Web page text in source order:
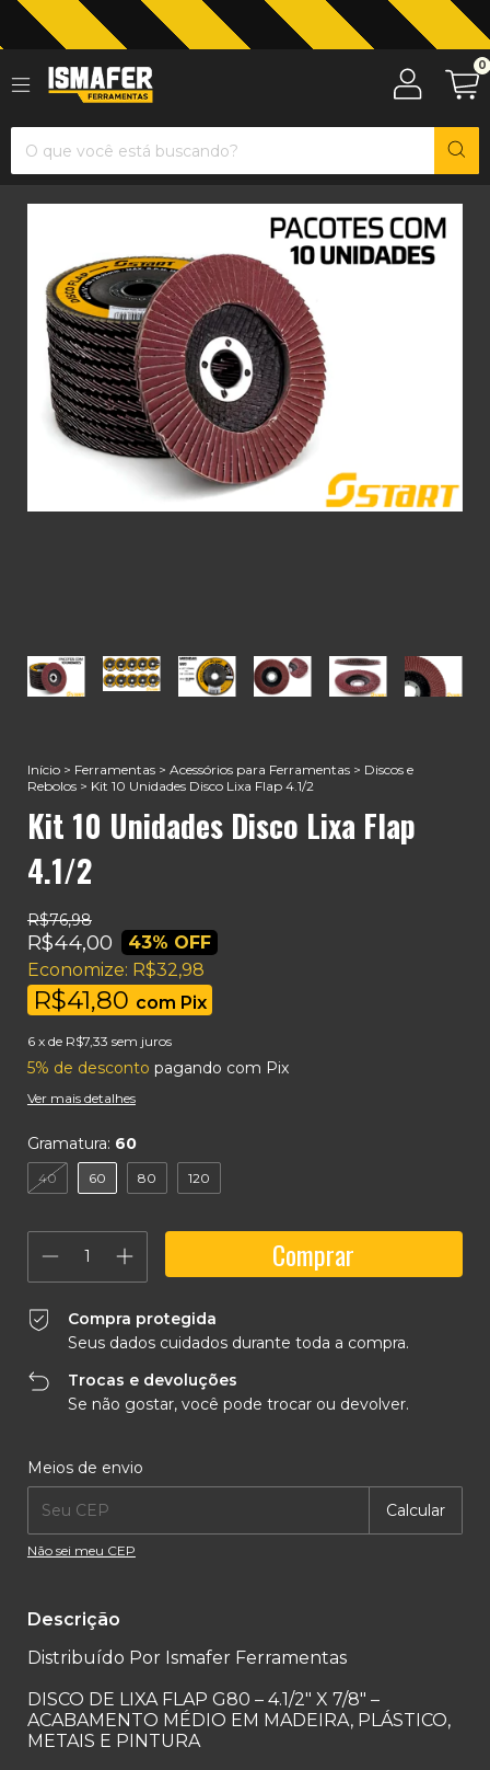
Jardinagem com The Black Tools
0
Início > Ferramentas > Acessórios para Ferramentas > Discos e
Rebolos > Kit 10 Unidades Disco Lixa Flap 4.1/2
Kit 10 Unidades Disco Lixa Flap
4.1/2
R$76,98
R$44,00 43% OFF
Economize: R$32,98
R$41,80 com Pix
6 x de R$7,33 sem juros
5% de desconto pagando com Pix
Ver mais detalhes
Gramatura: 60
40 60 80 120
Compra protegida
Seus dados cuidados durante toda a compra.
Trocas e devoluções
Se não gostar, você pode trocar ou devolver.
Entregas para o CEP:
Meios de envio
Calcular
Não sei meu CEP
Descrição
Distribuído Por Ismafer Ferramentas
DISCO DE LIXA FLAP G80 – 4.1/2" X 7/8" –
ACABAMENTO MÉDIO EM MADEIRA, PLÁSTICO,
METAIS E PINTURA